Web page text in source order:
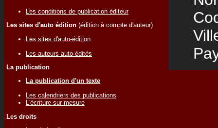
Les conditions de publication éditeur
Les sites d'auto édition (édition à compte d'auteur)
Les sites d'auto-édition
Les auteurs auto-édités
La publication
La publication d'un texte
Les calendriers des publications
L'écriture sur mesure
Les droits